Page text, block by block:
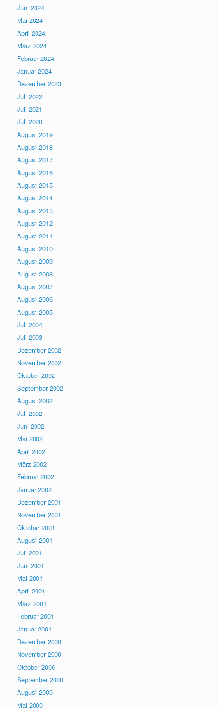
Juni 2024
Mai 2024
April 2024
März 2024
Februar 2024
Januar 2024
Dezember 2023
Juli 2022
Juli 2021
Juli 2020
August 2019
August 2018
August 2017
August 2016
August 2015
August 2014
August 2013
August 2012
August 2011
August 2010
August 2009
August 2008
August 2007
August 2006
August 2005
Juli 2004
Juli 2003
Dezember 2002
November 2002
Oktober 2002
September 2002
August 2002
Juli 2002
Juni 2002
Mai 2002
April 2002
März 2002
Februar 2002
Januar 2002
Dezember 2001
November 2001
Oktober 2001
August 2001
Juli 2001
Juni 2001
Mai 2001
April 2001
März 2001
Februar 2001
Januar 2001
Dezember 2000
November 2000
Oktober 2000
September 2000
August 2000
Mai 2000